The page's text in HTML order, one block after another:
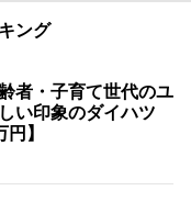
ング
者・子育て世代のユ
い印象のダイハツ
】